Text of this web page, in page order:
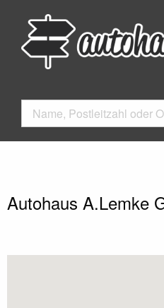
Autohaus A.Lemke